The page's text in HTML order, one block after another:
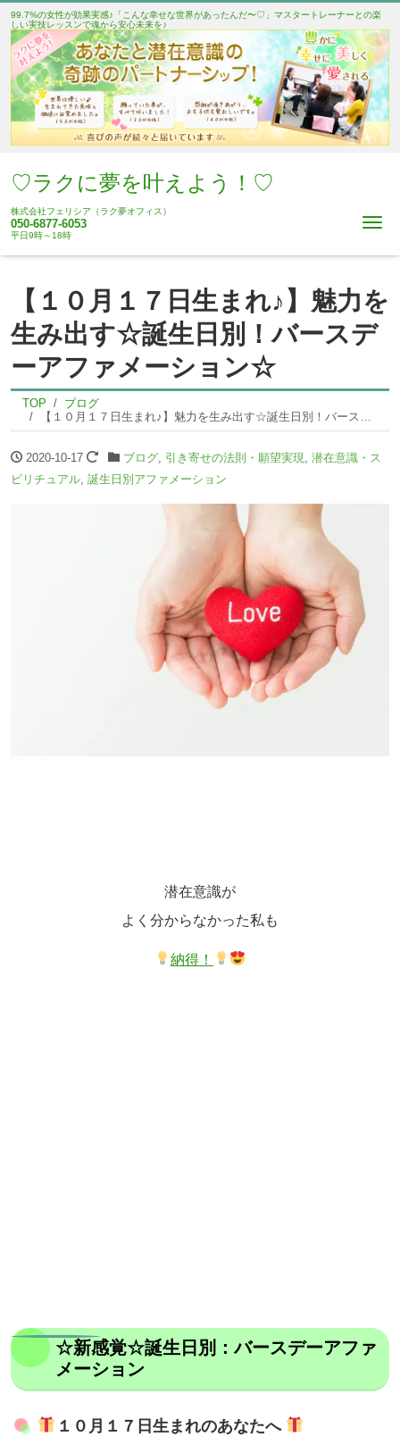
99.7%の女性が効果実感♪「こんな幸せな世界があったんだ〜♡」マスタートレーナーとの楽
しい実技レッスンで魂から安心未来を♪
♡ラクに夢を叶えよう！♡
株式会社フェリシア（ラク夢オフィス）
050-6877-6053
平日9時～18時
【１０月１７日生まれ♪】魅力を
生み出す☆誕生日別！バースデ
ーアファメーション☆
TOP
ブログ
【１０月１７日生まれ♪】魅力を生み出す☆誕生日別！バースデーアファメーション☆
2020-10-17 ブログ, 引き寄せの法則・願望実現
潜在意識・ス
ピリチュアル 誕生日別アファメーション
潜在意識が
よく分からなかった私も
納得！
☆新感覚☆誕生日別：バースデーアファ
メーション
１０月１７日生まれのあなたへ